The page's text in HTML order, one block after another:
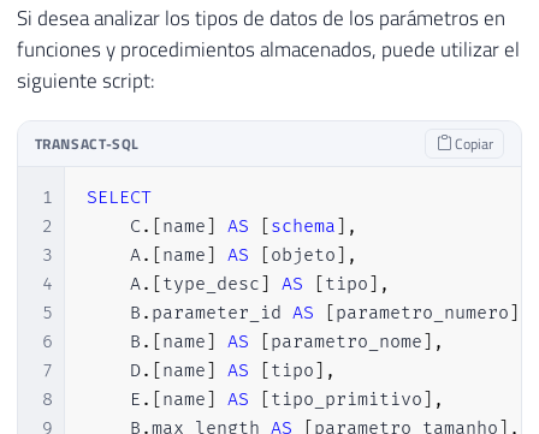
22
23
25
28
29
30
31
32
33
34
35
36
@Param2 VARCHAR (100 ),
@Param3 VARCHAR (MAX),
@Param4
BEGIN
RETURN
'Dirceu'
CREATE
FUNCTION fncListaTabela
@Nome
VARCHAR ( 128
Si desea analizar los tipos de datos de los parámetros en
funciones y procedimientos almacenados, puede utilizar el
siguiente script:
TRANSACT-SQL Copiar
1
2
3
4
5
6
7
8
9
SELECT
    C
. name AS schema
,
    A
. name AS objeto
,
    A
. type_desc AS tipo
,
    B
. parameter_id AS parametro_numero
    B
. name AS parametro_nome
,
    D
. name AS tipo
,
    E
. name AS tipo_primitivo
,
    B
.max_length AS parametro_tamanho
,